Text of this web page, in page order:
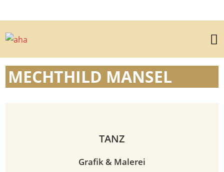
MECHTHILD MANSEL
TANZ
Grafik & Malerei